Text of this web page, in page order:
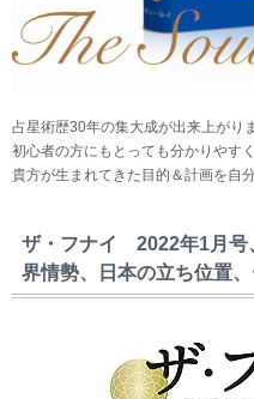
占星術歴30年の集大成が出来上がり
初心者の方にもとっても分かりやす
貴方が生まれてきた目的＆計画を自
ザ・フナイ 2022年1月号
界情勢、日本の立ち位置